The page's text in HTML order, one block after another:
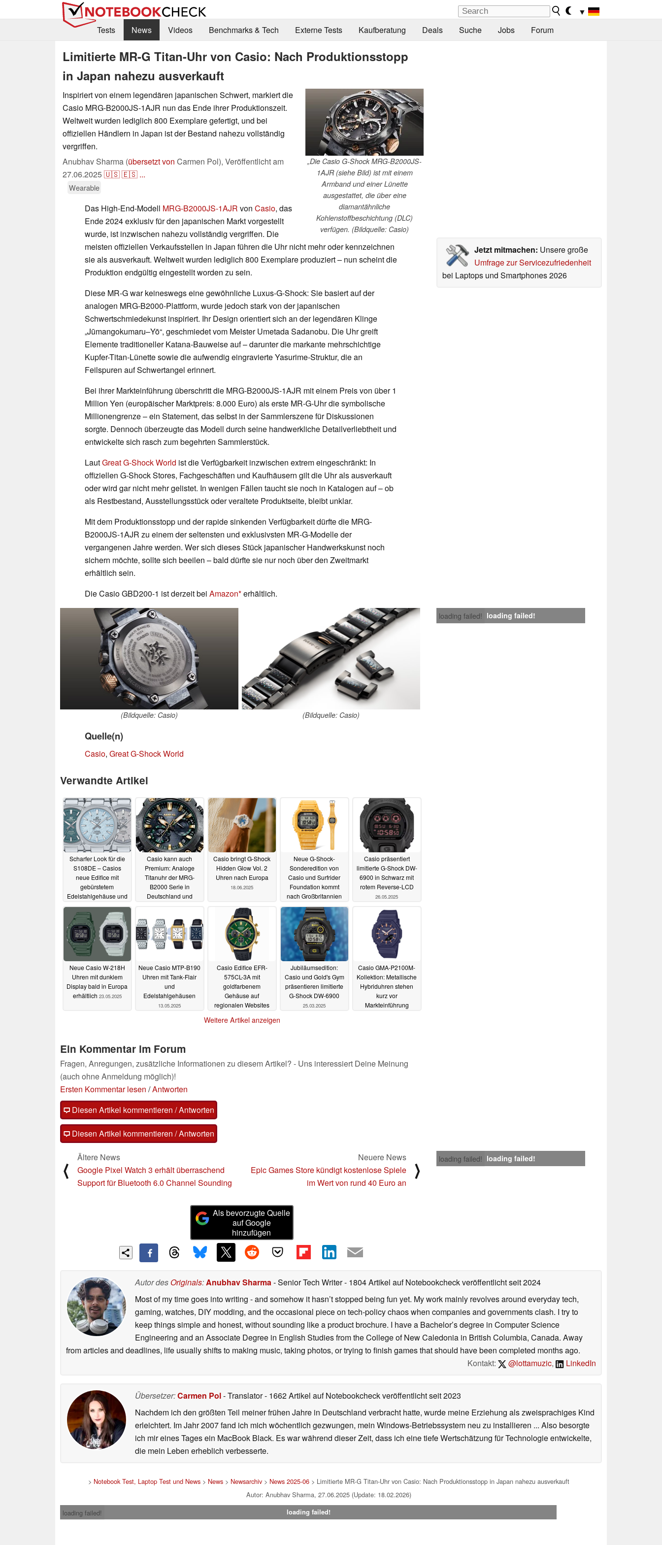
▼
Tests
News Videos Benchmarks & Tech Externe Tests Kaufberatung Deals Suche Jobs Forum
Limitierte MR-G Titan-Uhr von Casio: Nach Produktionsstopp
in Japan nahezu ausverkauft
„Die Casio G-Shock MRG-B2000JS-
1AJR (siehe Bild) ist mit einem
Armband und einer Lünette
ausgestattet, die über eine
diamantähnliche
Kohlenstoffbeschichtung (DLC)
verfügen. (Bildquelle: Casio)
Inspiriert von einem legendären japanischen Schwert, markiert die
Casio MRG-B2000JS-1AJR nun das Ende ihrer Produktionszeit.
Weltweit wurden lediglich 800 Exemplare gefertigt, und bei
offiziellen Händlern in Japan ist der Bestand nahezu vollständig
vergriffen.
Anubhav Sharma (übersetzt von Carmen Pol), Veröffentlicht am
27.06.2025🇺🇸🇪🇸 ...
Wearable
Jetzt mitmachen: Unsere große
Umfrage zur Servicezufriedenheit
bei Laptops und Smartphones 2026
Das High-End-Modell MRG-B2000JS-1AJR von Casio, das
Ende 2024 exklusiv für den japanischen Markt vorgestellt
wurde, ist inzwischen nahezu vollständig vergriffen. Die
meisten offiziellen Verkaufsstellen in Japan führen die Uhr nicht mehr oder kennzeichnen
sie als ausverkauft. Weltweit wurden lediglich 800 Exemplare produziert – nun scheint die
Produktion endgültig eingestellt worden zu sein.
Diese MR-G war keineswegs eine gewöhnliche Luxus-G-Shock: Sie basiert auf der
analogen MRG-B2000-Plattform, wurde jedoch stark von der japanischen
Schwertschmiedekunst inspiriert. Ihr Design orientiert sich an der legendären Klinge
„Jūmangokumaru–Yō“, geschmiedet vom Meister Umetada Sadanobu. Die Uhr greift
Elemente traditioneller Katana-Bauweise auf – darunter die markante mehrschichtige
Kupfer-Titan-Lünette sowie die aufwendig eingravierte Yasurime-Struktur, die an
Feilspuren auf Schwertangel erinnert.
Bei ihrer Markteinführung überschritt die MRG-B2000JS-1AJR mit einem Preis von über 1
Million Yen (europäischer Marktpreis: 8.000 Euro) als erste MR-G-Uhr die symbolische
Millionengrenze – ein Statement, das selbst in der Sammlerszene für Diskussionen
sorgte. Dennoch überzeugte das Modell durch seine handwerkliche Detailverliebtheit und
entwickelte sich rasch zum begehrten Sammlerstück.
LautGreat G-Shock World ist die Verfügbarkeit inzwischen extrem eingeschränkt: In
offiziellen G-Shock Stores, Fachgeschäften und Kaufhäusern gilt die Uhr als ausverkauft
oder wird gar nicht mehr gelistet. In wenigen Fällen taucht sie noch in Katalogen auf – ob
als Restbestand, Ausstellungsstück oder veraltete Produktseite, bleibt unklar.
Mit dem Produktionsstopp und der rapide sinkenden Verfügbarkeit dürfte die MRG-
B2000JS-1AJR zu einem der seltensten und exklusivsten MR-G-Modelle der
vergangenen Jahre werden. Wer sich dieses Stück japanischer Handwerkskunst noch
sichern möchte, sollte sich beeilen – bald dürfte sie nur noch über den Zweitmarkt
erhältlich sein.
Die Casio GBD200-1 ist derzeit bei Amazon erhältlich.
loading failed! loading failed!
(Bildquelle: Casio) (Bildquelle: Casio)
Quelle(n)
Casio, Great G-Shock World
Verwandte Artikel
Scharfer Look für die
S108DE – Casios
neue Edifice mit
gebürstetem
Edelstahlgehäuse und
auffälligem Zifferblatt
09.07.2025
Casio kann auch
Premium: Analoge
Titanuhr der MRG-
B2000 Serie in
Deutschland und
Casio bringt G-Shock
Hidden Glow Vol. 2
Uhren nach Europa
18.06.2025
Neue G-Shock-
Sonderedition von
Casio und Surfrider
Foundation kommt
nach Großbritannien
02.06.2025
Casio präsentiert
limitierte G-Shock DW-
6900 in Schwarz mit
rotem Reverse-LCD
26.05.2025
Neue Casio W-218H
Uhren mit dunklem
Display bald in Europa
erhältlich 23.05.2025
Neue Casio MTP-B190
Uhren mit Tank-Flair
und
Edelstahlgehäusen
13.05.2025
Casio Edifice EFR-
575CL-3A mit
goldfarbenem
Gehäuse auf
regionalen Websites
Jubiläumsedition:
Casio und Gold's Gym
präsentieren limitierte
G-Shock DW-6900
25.03.2025
Casio GMA-P2100M-
Kollektion: Metallische
Hybriduhren stehen
kurz vor
Markteinführung
Weitere Artikel anzeigen
Ein Kommentar im Forum
Fragen, Anregungen, zusätzliche Informationen zu diesem Artikel? - Uns interessiert Deine Meinung
(auch ohne Anmeldung möglich)!
Ersten Kommentar lesen /Antworten
Diesen Artikel kommentieren / Antworten
Diesen Artikel kommentieren / Antworten
loading failed! loading failed!
⟨
Ältere News
Google Pixel Watch 3 erhält überraschend
Support für Bluetooth 6.0 Channel Sounding
Neuere News
Epic Games Store kündigt kostenlose Spiele
im Wert von rund 40 Euro an
⟩
Als bevorzugte Quelle
auf Google
hinzufügen
Autor des Originals:Anubhav Sharma- Senior Tech Writer- 1804 Artikel auf Notebookcheck veröffentlichtseit 2024
Most of my time goes into writing - and somehow it hasn’t stopped being fun yet. My work mainly revolves around everyday tech,
gaming, watches, DIY modding, and the occasional piece on tech-policy chaos when companies and governments clash. I try to
keep things simple and honest, without sounding like a product brochure. I have a Bachelor’s degree in Computer Science
Engineering and an Associate Degree in English Studies from the College of New Caledonia in British Columbia, Canada. Away
from articles and deadlines, life usually shifts to making music, taking photos, or trying to finish games that should have been completed months ago.
Kontakt:
@lottamuzic, LinkedIn
Übersetzer:Carmen Pol- Translator- 1662 Artikel auf Notebookcheck veröffentlichtseit 2023
Nachdem ich den größten Teil meiner frühen Jahre in Deutschland verbracht hatte, wurde meine Erziehung als zweisprachiges Kind
erleichtert. Im Jahr 2007 fand ich mich wöchentlich gezwungen, mein Windows-Betriebssystem neu zu installieren ... Also besorgte
ich mir eines Tages ein MacBook Black. Es war während dieser Zeit, dass ich eine tiefe Wertschätzung für Technologie entwickelte,
die mein Leben erheblich verbesserte.
> Notebook Test, Laptop Test und News> News> Newsarchiv> News 2025-06> Limitierte MR-G Titan-Uhr von Casio: Nach Produktionsstopp in Japan nahezu ausverkauft
Autor: Anubhav Sharma, 27.06.2025 (Update: 18.02.2026)
loading failed!
loading failed!